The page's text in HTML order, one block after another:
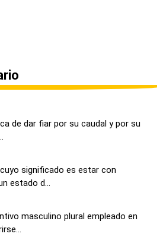
de dar fiar por su caudal y por su
significado es estar con
estado d...
masculino plural empleado en